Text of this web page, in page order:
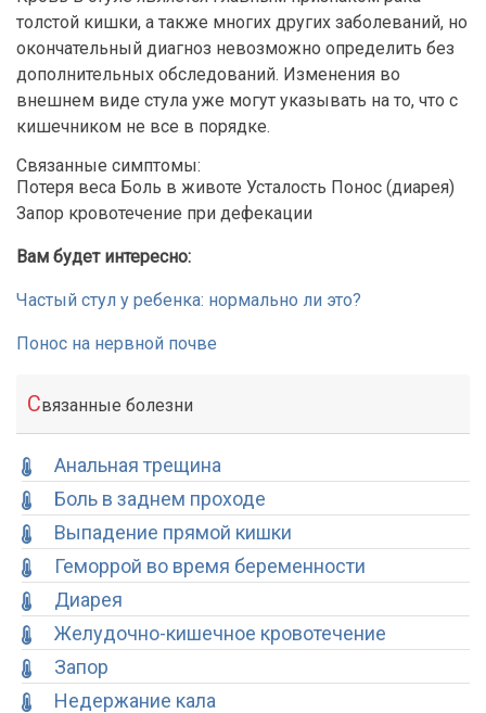
толстой кишки, а также многих других заболеваний, но
окончательный диагноз невозможно определить без
дополнительных обследований. Изменения во
внешнем виде стула уже могут указывать на то, что с
кишечником не все в порядке.
Связанные симптомы:
Потеря веса Боль в животе Усталость Понос (диарея)
Запор кровотечение при дефекации
Вам будет интересно:
Частый стул у ребенка: нормально ли это?
Понос на нервной почве
Связанные болезни
Анальная трещина
Боль в заднем проходе
Выпадение прямой кишки
Геморрой во время беременности
Диарея
Желудочно-кишечное кровотечение
Запор
Недержание кала